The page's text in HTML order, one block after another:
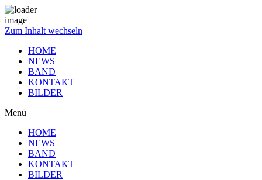
Zum Inhalt wechseln
HOME
NEWS
BAND
KONTAKT
BILDER
Menü
HOME
NEWS
BAND
KONTAKT
BILDER